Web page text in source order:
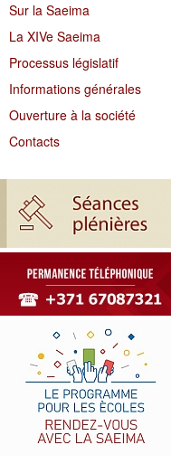
Sur la Saeima
La XIVe Saeima
Processus législatif
Informations générales
Ouverture à la société
Contacts